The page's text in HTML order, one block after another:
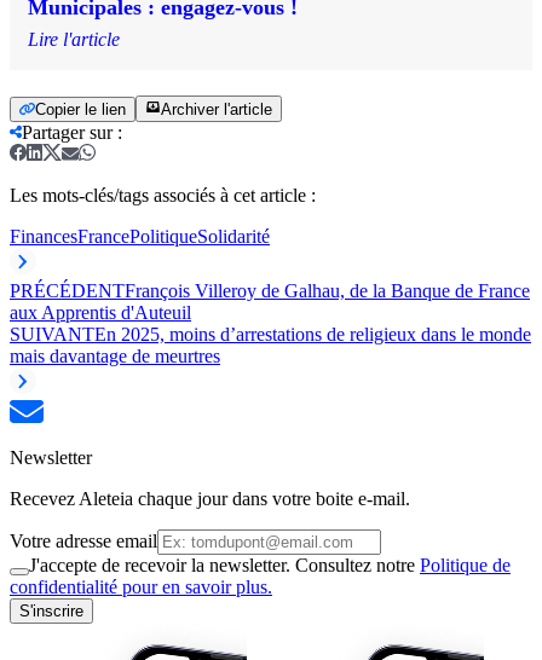
Municipales : engagez-vous !
Lire l'article
Copier le lien Archiver l'article
Partager sur:
Les mots-clés/tags associés à cet article :
FinancesFrancePolitiqueSolidarité
PRÉCÉDENTFrançois Villeroy de Galhau, de la Banque de France
aux Apprentis d'Auteuil
SUIVANTEn 2025, moins d’arrestations de religieux dans le monde
mais davantage de meurtres
Newsletter
Recevez Aleteia chaque jour dans votre boite e-mail.
Votre adresse email
J'accepte de recevoir la newsletter. Consultez notre Politique de
confidentialité pour en savoir plus.
S'inscrire